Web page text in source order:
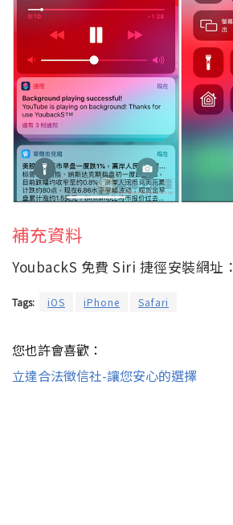
補充資料
YoubackS 免費 Siri 捷徑安裝網址：
Tags: iOS iPhone Safari
您也許會喜歡：
立達合法徵信社-讓您安心的選擇